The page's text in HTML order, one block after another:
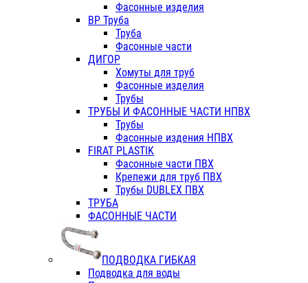
Фасонные изделия
ВР Труба
Труба
Фасонные части
ДИГОР
Хомуты для труб
Фасонные изделия
Трубы
ТРУБЫ И ФАСОННЫЕ ЧАСТИ НПВХ
Трубы
Фасонные издения НПВХ
FIRAT PLASTIK
Фасонные части ПВХ
Крепежи для труб ПВХ
Трубы DUBLEX ПВХ
ТРУБА
ФАСОННЫЕ ЧАСТИ
ПОДВОДКА ГИБКАЯ
Подводка для воды